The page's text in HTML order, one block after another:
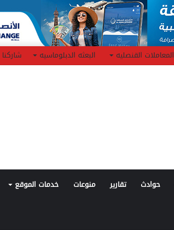
المعاملات القنصليه البعثه الدبلوماسيه شاركنا
حوادث تقارير منوعات خدمات الموقع